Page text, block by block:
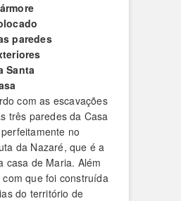
paredes
Santa
com as escavações
três paredes da Casa
no
da Nazaré, que é a
casa de Maria. Além
que foi construída
do território de